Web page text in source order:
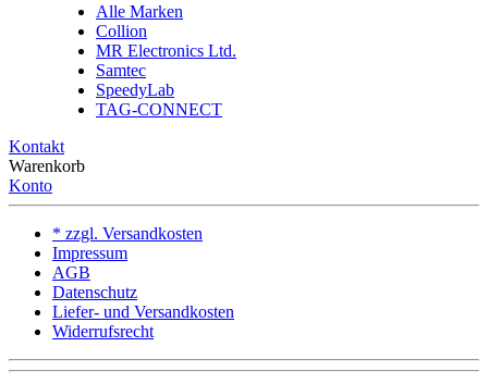
Alle Marken
Collion
MR Electronics Ltd.
Samtec
SpeedyLab
TAG-CONNECT
Kontakt
Warenkorb
Konto
* zzgl. Versandkosten
Impressum
AGB
Datenschutz
Liefer- und Versandkosten
Widerrufsrecht